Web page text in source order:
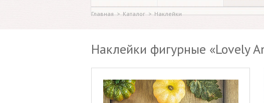
Главная > Каталог > Наклейки
Наклейки фигурные «Lovely